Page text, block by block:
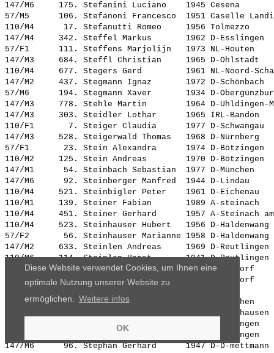
Diese Website verwendet Cookies, um Ihnen eine
optimale Nutzung unserer Website zu
ermöglichen.
Weitere infos
OK
147/M6     175. Stefanini Luciano
1945 Cesena
57/M5      106. Stefanoni Francesco
1951 Caselle
110/M4      17. Stefanutti Romeo
1956
147/M4     342. Steffel Markus
1962 D-
57/F1      111. Steffens Marjolijn
1973 NL-
147/M3     684. Steffl Christian
1965 D-
110/M4     677. Stegers Gerd
1961 NL-Noord-
147/M2     437. Stegmann Ignaz
1972 D-
57/M6      194. Stegmann Xaver
1934 D-
147/M3     778. Stehle Martin
1964 D-
147/M3     303. Steidler Lothar
1965 IRL-
110/F1       7. Steiger Claudia
1977 D-
147/M3     528. Steigerwald Thomas
1968 D-
57/F1       23. Stein Alexandra
1974 D-
110/M2     125. Stein Andreas
1970 D-
147/M1      54. Steinbach Sebastian
1977 D-
147/M6      92. Steinberger Manfred
1944 D-Lindau
110/M4     521. Steinbigler Peter
1961 D-
110/M1     139. Steiner Fabian
1989 A-
110/M4     451. Steiner Gerhard
1957 A-Steinach
110/M4     523. Steinhauser Hubert
1956 D-
57/F2       56. Steinhauser Marianne 1958 D-
147/M2     633. Steinlen Andreas
1969 D-
110/M6     114. Steinlen Horst 1941 D-
57/F2      142. Steinmann Beate 1956 D-
110/M5     461. Steinmann Gerhard
1954 D-
147/M1     312. Stengel Thorsten
1976 D-
1961 D-
Stenzel Céline
1974 D-
1970 D-
147/M6      96. Stephan Gerhard 1947 D-D-